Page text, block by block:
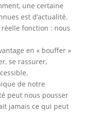
une certaine
est d’actualité.
fonction : nous
en « bouffer »
se rassurer,
de notre
peut nous pousser
jamais ce qui peut